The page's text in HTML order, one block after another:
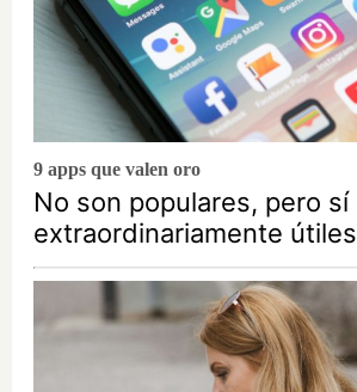
9 apps que valen oro
No son populares, pero sí
extraordinariamente útiles